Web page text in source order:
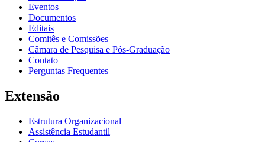
Eventos
Documentos
Editais
Comitês e Comissões
Câmara de Pesquisa e Pós-Graduação
Contato
Perguntas Frequentes
Extensão
Estrutura Organizacional
Assistência Estudantil